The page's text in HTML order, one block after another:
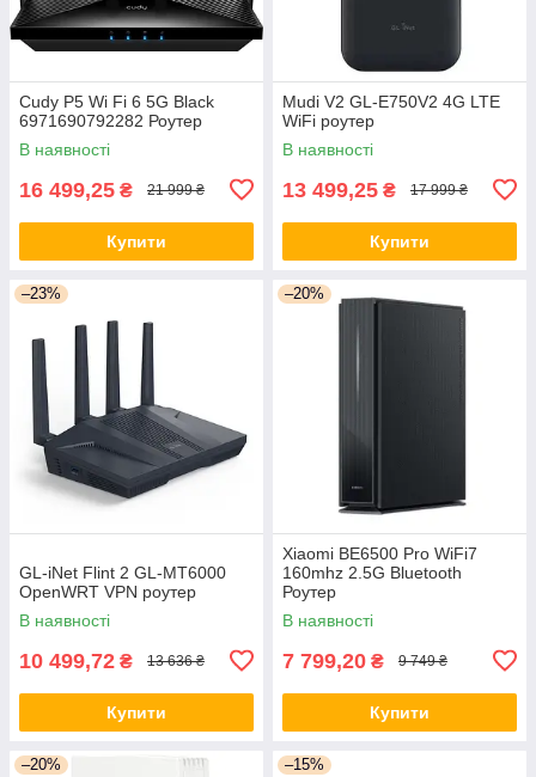
Cudy P5 Wi Fi 6 5G Black
6971690792282 Роутер
В наявності
16 499,25 ₴ 21 999 ₴
Купити
Mudi V2 GL-E750V2 4G LTE
WiFi роутер
В наявності
13 499,25 ₴ 17 999 ₴
Купити
–23%
GL-iNet Flint 2 GL-MT6000
OpenWRT VPN роутер
В наявності
10 499,72 ₴ 13 636 ₴
Купити
–20%
Xiaomi BE6500 Pro WiFi7
160mhz 2.5G Bluetooth
Роутер
В наявності
7 799,20 ₴ 9 749 ₴
Купити
–20% –15%